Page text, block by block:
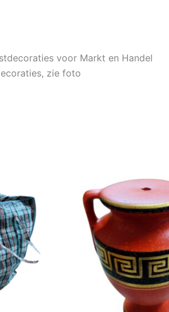
voor Markt en Handel
zie foto